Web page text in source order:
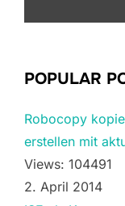
POPULAR
Robocopy
erstellen mit
Views: 104491
2. April 2014